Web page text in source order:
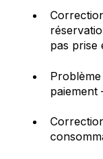
pas prise
paiement